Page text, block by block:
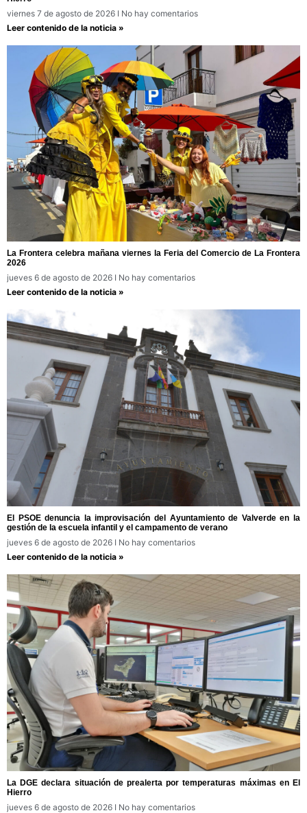
viernes 7 de agosto de 2026
No hay comentarios
Leer contenido de la noticia »
La Frontera celebra mañana viernes la Feria del Comercio de La Frontera
2026
jueves 6 de agosto de 2026
No hay comentarios
Leer contenido de la noticia »
El PSOE denuncia la improvisación del Ayuntamiento de Valverde en la
gestión de la escuela infantil y el campamento de verano
jueves 6 de agosto de 2026
No hay comentarios
Leer contenido de la noticia »
La DGE declara situación de prealerta por temperaturas máximas en El
Hierro
jueves 6 de agosto de 2026
No hay comentarios